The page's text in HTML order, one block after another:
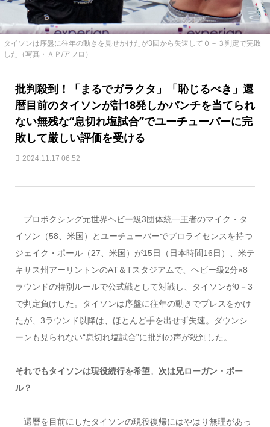
タイソンは序盤に往年の動きを見せかけたが3回から失速して０－３判定で完敗
した（写真・ＡＰ/アフロ）
批判殺到！「まるでガラクタ」「恥じるべき」還
暦目前のタイソンが計18発しかパンチを当てられ
ない無残な“息切れ塩試合”でユーチューバーに完
敗して厳しい評価を受ける
2024.11.17 06:52
プロボクシング元世界ヘビー級3団体統一王者のマイク・タ
イソン（58、米国）とユーチューバーでプロライセンスを持つ
ジェイク・ポール（27、米国）が15日（日本時間16日）、米テ
キサス州アーリントンのAT＆Tスタジアムで、ヘビー級2分×8
ラウンドの特別ルールで公式戦として対戦し、タイソンが0－3
で判定負けした。タイソンは序盤に往年の動きでプレスをかけ
たが、3ラウンド以降は、ほとんど手を出せず失速。ダウンシ
ーンも見られない“息切れ塩試合”に批判の声が殺到した。
それでもタイソンは現役続行を希望。 次は兄ローガン・ポー
ル？
還暦を目前にしたタイソンの現役復帰にはやはり無理があっ